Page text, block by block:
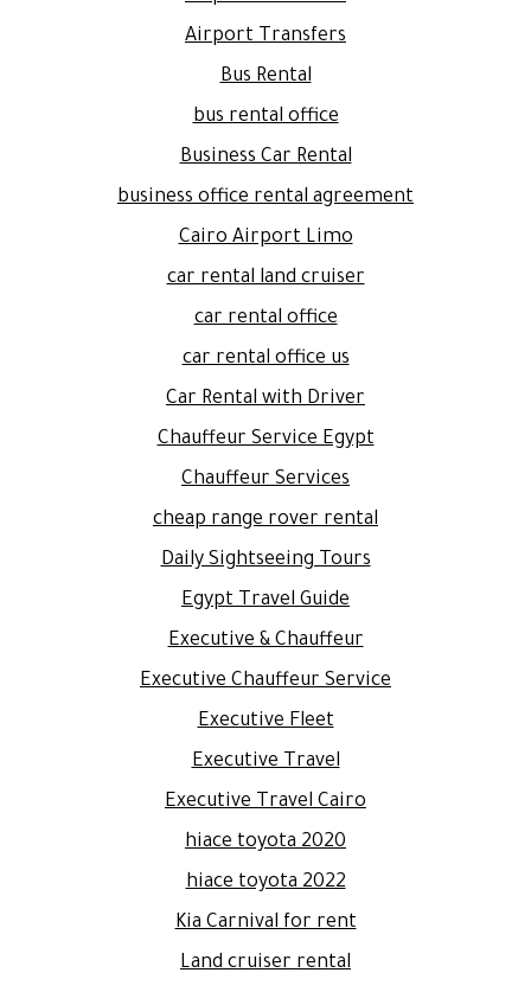
Airport Transfers
Bus Rental
bus rental office
Business Car Rental
business office rental agreement
Cairo Airport Limo
car rental land cruiser
car rental office
car rental office us
Car Rental with Driver
Chauffeur Service Egypt
Chauffeur Services
cheap range rover rental
Daily Sightseeing Tours
Egypt Travel Guide
Executive & Chauffeur
Executive Chauffeur Service
Executive Fleet
Executive Travel
Executive Travel Cairo
hiace toyota 2020
hiace toyota 2022
Kia Carnival for rent
Land cruiser rental